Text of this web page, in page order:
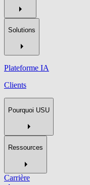
Solutions
Plateforme IA
Clients
Pourquoi USU
Ressources
Carrière